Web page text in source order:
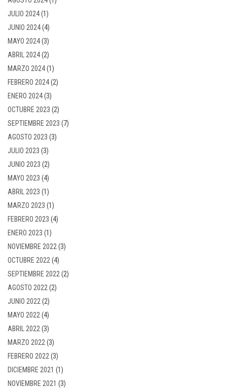
JULIO 2024(1)
JUNIO 2024(4)
MAYO 2024(3)
ABRIL 2024(2)
MARZO 2024(1)
FEBRERO 2024(2)
ENERO 2024(3)
OCTUBRE 2023 (2)
SEPTIEMBRE 2023 (7)
AGOSTO 2023 (3)
JULIO 2023 (3)
JUNIO 2023 (2)
MAYO 2023 (4)
ABRIL 2023 (1)
MARZO 2023 (1)
FEBRERO 2023 (4)
ENERO 2023 (1)
NOVIEMBRE 2022 (3)
OCTUBRE 2022 (4)
SEPTIEMBRE 2022 (2)
AGOSTO 2022 (2)
JUNIO 2022 (2)
MAYO 2022 (4)
ABRIL 2022 (3)
MARZO 2022 (3)
FEBRERO 2022 (3)
DICIEMBRE 2021 (1)
NOVIEMBRE 2021 (3)